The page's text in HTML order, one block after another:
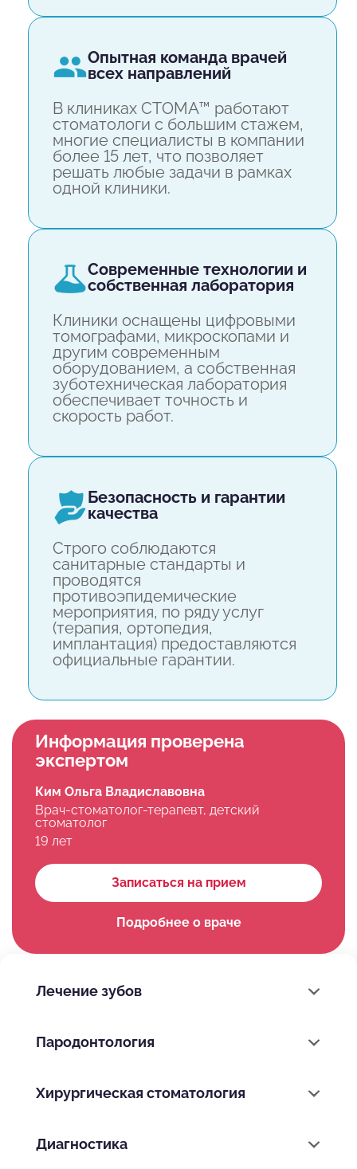
Лечение зубов
Пародонтология
Хирургическая стоматология
Диагностика
опытная команда врачей
всех направлений
В клиниках СТОМА™ работают
стоматологи с большим стажем,
многие специалисты в компании
более 15 лет, что позволяет
решать любые задачи в рамках
одной клиники.
современные технологии и
собственная лаборатория
Клиники оснащены цифровыми
томографами, микроскопами и
другим современным
оборудованием, а собственная
зуботехническая лаборатория
обеспечивает точность и
скорость работ.
безопасность и гарантии
качества
Строго соблюдаются
санитарные стандарты и
проводятся
противоэпидемические
мероприятия, по ряду услуг
(терапия, ортопедия,
имплантация) предоставляются
официальные гарантии.
Информация проверена
экспертом
Ким Ольга Владиславовна
Врач-стоматолог-терапевт, детский
стоматолог
19 лет
Записаться на прием
Подробнее о враче